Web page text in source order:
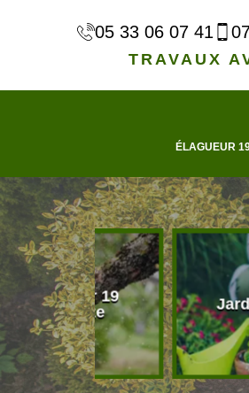
05 33 06 07 41
TRAVAUX
ÉLAGUEUR
19
Jardinier 19